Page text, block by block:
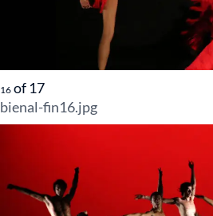
16 of 17
bienal-fin16.jpg